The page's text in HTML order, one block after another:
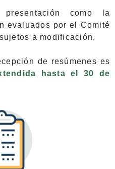
como la
evaluados por el Comité
a modificación.
de resúmenes es
hasta el 30 de